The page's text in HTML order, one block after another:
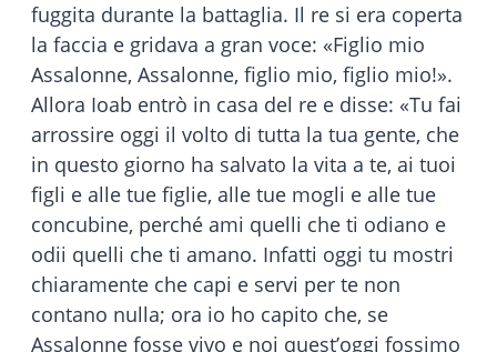
fuggita durante la battaglia. Il re si era coperta
la faccia e gridava a gran voce: «Figlio mio
Assalonne, Assalonne, figlio mio, figlio mio!».
Allora Ioab entrò in casa del re e disse: «Tu fai
arrossire oggi il volto di tutta la tua gente, che
in questo giorno ha salvato la vita a te, ai tuoi
figli e alle tue figlie, alle tue mogli e alle tue
concubine, perché ami quelli che ti odiano e
odii quelli che ti amano. Infatti oggi tu mostri
chiaramente che capi e servi per te non
contano nulla; ora io ho capito che, se
Assalonne fosse vivo e noi quest’oggi fossimo